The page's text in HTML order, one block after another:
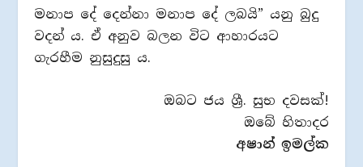
මනාප දේ දෙන්නා මනාප දේ ලබයි” යනු බුදු
වදන් ය. ඒ අනුව බලන විට ආහාරයට
ගැරහීම නුසුදුසු ය.
ඔබට ජය ශ්‍රී. සුභ දවසක්!
ඔබේ හිතාදර
අෂාන් ඉමල්ක